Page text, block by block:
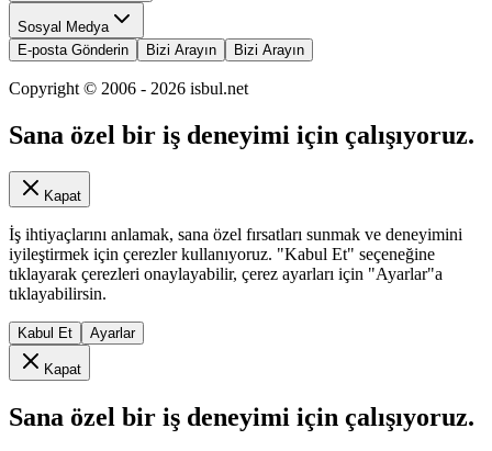
Sosyal Medya
E-posta Gönderin
Bizi Arayın Bizi Arayın
Copyright © 2006 - 2026 isbul.net
Sana özel bir iş deneyimi için çalışıyoruz.
Kapat
İş ihtiyaçlarını anlamak, sana özel fırsatları sunmak ve deneyimini
iyileştirmek için çerezler kullanıyoruz. "Kabul Et" seçeneğine
tıklayarak çerezleri onaylayabilir, çerez ayarları için "Ayarlar"a
tıklayabilirsin.
Kabul Et Ayarlar
Kapat
Sana özel bir iş deneyimi için çalışıyoruz.